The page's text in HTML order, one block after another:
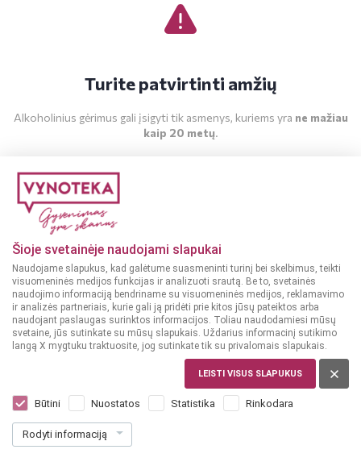
Šioje svetainėje naudojami slapukai
Naudojame slapukus, kad galėtume suasmeninti turinį bei skelbimus, teikti
visuomeninės medijos funkcijas ir analizuoti srautą. Be to, svetainės
naudojimo informaciją bendriname su visuomeninės medijos, reklamavimo
ir analizės partneriais, kurie gali ją pridėti prie kitos jūsų pateiktos arba
naudojant paslaugas surinktos informacijos. Toliau naudodamiesi mūsų
svetaine, jūs sutinkate su mūsų slapukais. Uždarius informacinį sutikimo
langą X mygtuku traktuosite, jog sutinkate tik su privalomais slapukais.
LEISTI VISUS SLAPUKUS
Būtini Nuostatos Statistika Rinkodara
Rodyti informaciją
Turite patvirtinti amžių
Alkoholinius gėrimus gali įsigyti tik asmenys, kuriems yra ne mažiau
kaip 20 metų.
Dafioni Alazani Valley 0,75 L
Dar nėra balsų, galite įvertinti
49